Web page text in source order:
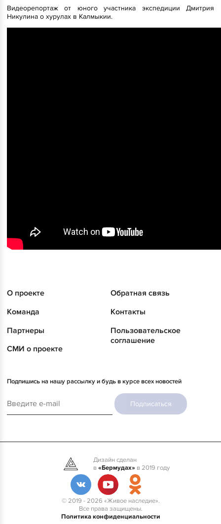
Видеорепортаж от юного участника экспедиции Дмитрия
Никулина о хурулах в Калмыкии.
О проекте
Команда
Партнеры
СМИ о проекте
Обратная связь
Контакты
Пользовательское
соглашение
Подпишись на нашу рассылку и будь в курсе всех новостей
Подписаться
© 2019 - 2026 «Живое наследие».
Все права защищены.
Политика конфиденциальности
Дизайн сделан
в«Бермудах»в 2019 году